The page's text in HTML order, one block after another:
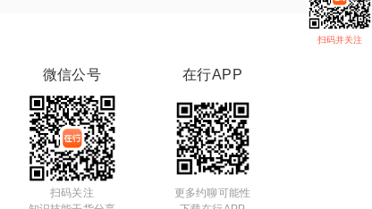
扫码并关注
微信公号
扫码关注
在行APP
更多约聊可能性